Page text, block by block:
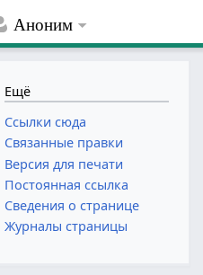
Аноним
Ещё
Ссылки сюда
Связанные правки
Версия для печати
Постоянная ссылка
Сведения о странице
Журналы страницы